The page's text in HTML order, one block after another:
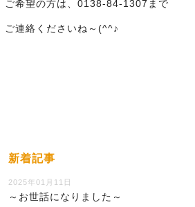
ご希望の方は、0138-84-1307まで
ご連絡くださいね～(^^♪
新着記事
2025年01月11日
～お世話になりました～